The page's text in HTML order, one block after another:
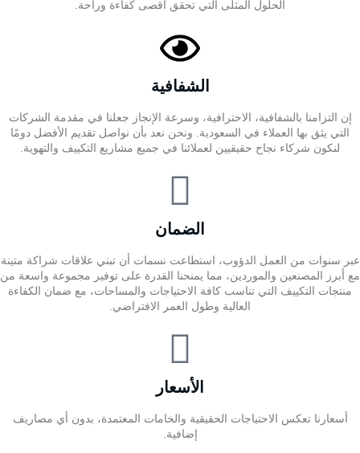
الحلول المثلى التي تحقق أقصى كفاءة وراحة.
الشفافية
إن التزامنا بالشفافية، الاحترافية، وسرعة الإنجاز جعلنا في مقدمة الشركات
التي يثق بها العملاء في السعودية. ونحن نعد بأن نواصل تقديم الأفضل دومًا
لنكون شركاء نجاح حقيقيين لعملائنا في جميع مشاريع التكييف والتهوية.
الضمان
عبر سنوات من العمل الدؤوب، استطاعت نسمات أن تبني علاقات شراكة متينة
مع أبرز المصنعين والموردين، مما يمنحنا القدرة على توفير مجموعة واسعة من
منتجات التكييف التي تناسب كافة الاحتياجات والمساحات، مع ضمان الكفاءة
العالية وطول العمر الافتراضي.
الأسعار
أسعارنا تعكس الاحتياجات الحقيقية والخامات المعتمدة، بدون أي مصاريف
إضافية.